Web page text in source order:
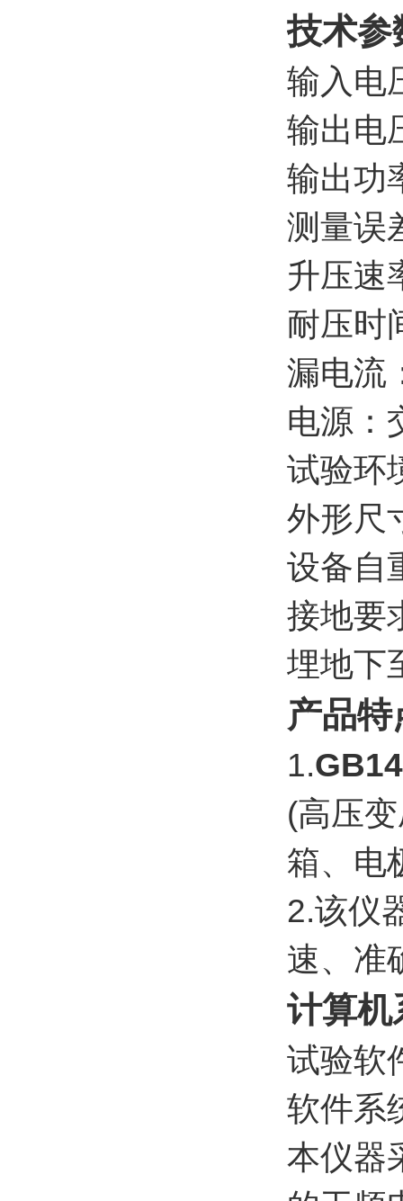
技术参
输入电
输出电
输出功
测量误
升压速
耐压时
漏电流
电源：
试验环
外形尺
设备自
接地要
埋地下
产品特
1.
(高压
箱、电
2.该仪
速、准
计算机
试验软
软件系
本仪器